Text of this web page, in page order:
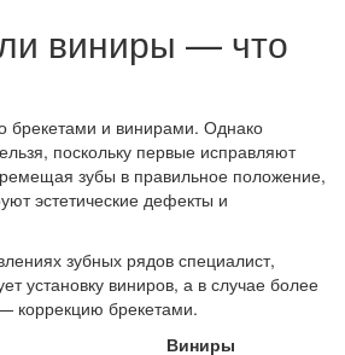
виниры — что
брекетами и винирами. Однако
поскольку первые исправляют
зубы в правильное положение,
эстетические дефекты и
зубных рядов специалист,
установку виниров, а в случае более
коррекцию брекетами.
Виниры